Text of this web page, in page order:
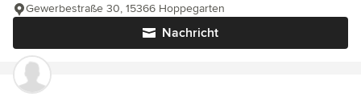
Nachricht
Gewerbestraße 30, 15366 Hoppegarten